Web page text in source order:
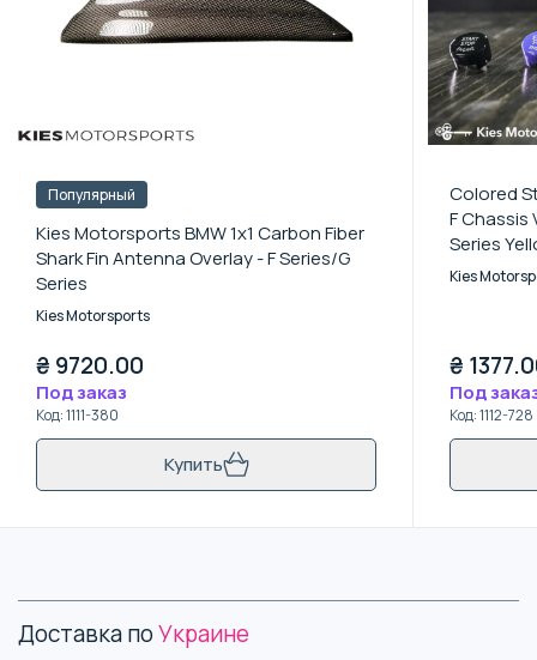
Популярный
Kies Motorsports BMW 1x1 Carbon Fiber
Shark Fin Antenna Overlay - F Series/G
Series
Kies Motorsports
₴ 9720.00
Под заказ
Код:1111-380
Купить
Colored
F Chassis
Series
Kies
₴
Под
Код:1112-728
Доставка поУкраине